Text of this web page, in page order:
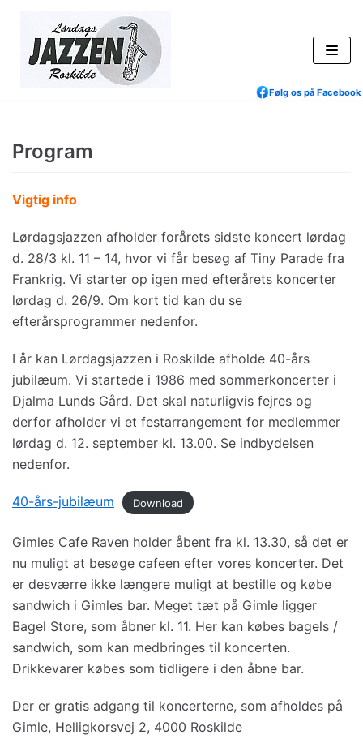
Skip
to
Følg os på Facebook
Program
Vigtig info
Lørdagsjazzen afholder forårets sidste koncert lørdag
d. 28/3 kl. 11 – 14, hvor vi får besøg af Tiny Parade fra
Frankrig. Vi starter op igen med efterårets koncerter
lørdag d. 26/9. Om kort tid kan du se
efterårsprogrammer nedenfor.
I år kan Lørdagsjazzen i Roskilde afholde 40-års
jubilæum. Vi startede i 1986 med sommerkoncerter i
Djalma Lunds Gård. Det skal naturligvis fejres og
derfor afholder vi et festarrangement for medlemmer
lørdag d. 12. september kl. 13.00. Se indbydelsen
nedenfor.
40-års-jubilæum Download
Gimles Cafe Raven holder åbent fra kl. 13.30, så det er
nu muligt at besøge cafeen efter vores koncerter. Det
er desværre ikke længere muligt at bestille og købe
sandwich i Gimles bar. Meget tæt på Gimle ligger
Bagel Store, som åbner kl. 11. Her kan købes bagels /
sandwich, som kan medbringes til koncerten.
Drikkevarer købes som tidligere i den åbne bar.
Der er gratis adgang til koncerterne, som afholdes på
Gimle, Helligkorsvej 2, 4000 Roskilde